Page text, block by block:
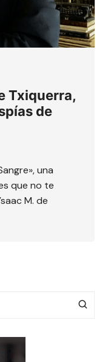
Txiquerra,
de
una
que no te
M. de